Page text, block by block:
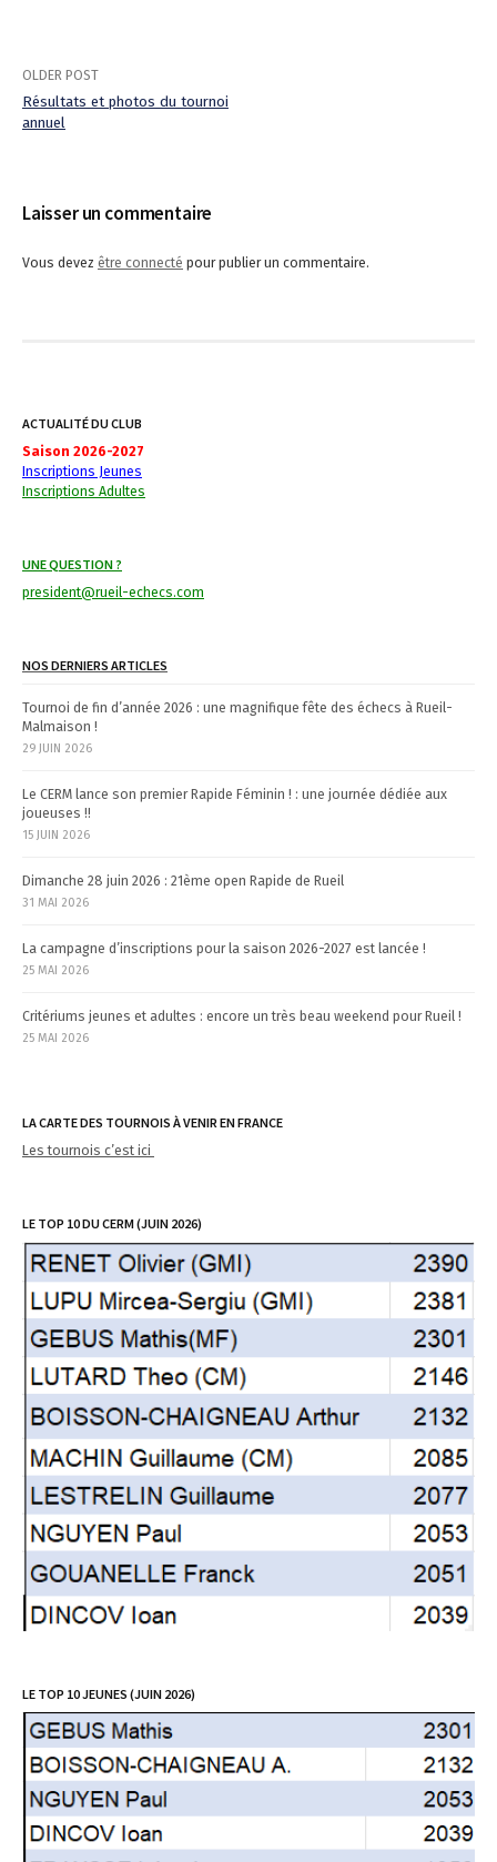
P
s
t
i
g
a
i
n
OLDER POST
Résultats et photos du tournoi
annuel
Laisser un commentaire
Vous devez être connecté pour publier un commentaire.
ACTUALITÉ DU CLUB
Saison 2026-2027
Inscriptions Jeunes
Inscriptions Adultes
UNE QUESTION ?
president@rueil-echecs.com
NOS DERNIERS ARTICLES
Tournoi de fin d’année 2026 : une magnifique fête des échecs à Rueil-
Malmaison !
29 JUIN 2026
Le CERM lance son premier Rapide Féminin ! : une journée dédiée aux
joueuses !!
15 JUIN 2026
Dimanche 28 juin 2026 : 21ème open Rapide de Rueil
31 MAI 2026
La campagne d’inscriptions pour la saison 2026-2027 est lancée !
25 MAI 2026
Critériums jeunes et adultes : encore un très beau weekend pour Rueil !
25 MAI 2026
LA CARTE DES TOURNOIS À VENIR EN FRANCE
Les tournois c’est ici
LE TOP 10 DU CERM (JUIN 2026)
LE TOP 10 JEUNES (JUIN 2026)